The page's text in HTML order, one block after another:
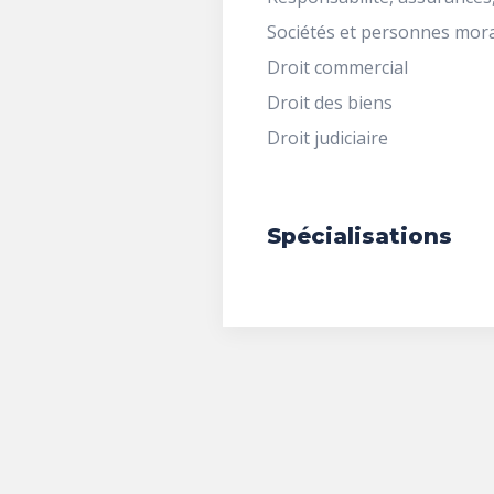
Sociétés et personnes
Droit commercial
Droit des biens
Droit judiciaire
Spécialisations